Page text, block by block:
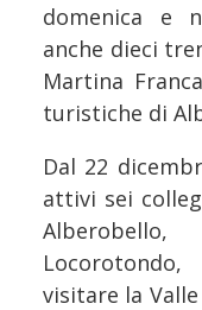
domenica e
anche dieci
Martina
turistiche di
Dal 22
attivi sei
visitare la